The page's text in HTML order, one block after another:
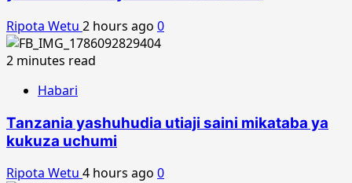
Ripota Wetu 2 hours ago 0
2 minutes read
Habari
Tanzania yashuhudia utiaji saini mikataba ya
kukuza uchumi
Ripota Wetu 4 hours ago 0